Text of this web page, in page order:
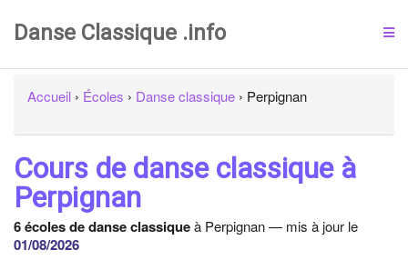
Danse Classique .info
Accueil › Écoles › Danse classique › Perpignan
Cours de danse classique à
Perpignan
6 écoles de danse classiqueà Perpignan — mis à jour le
01/08/2026